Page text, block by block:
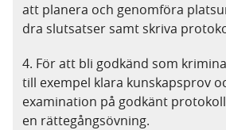
att planera och genomföra
dra slutsatser samt skriva
4. För att bli godkänd som
till exempel klara kunskapsprov
examination på godkänt
en rättegångsövning.